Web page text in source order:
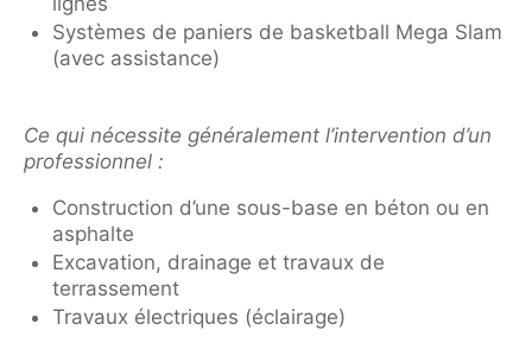
Systèmes de paniers de basketball Mega Slam
(avec assistance)
Ce qui nécessite généralement l’intervention d’un
professionnel :
Construction d’une sous-base en béton ou en
asphalte
Excavation, drainage et travaux de
terrassement
Travaux électriques (éclairage)